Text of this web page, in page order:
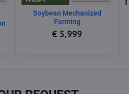
Soybean Mechanized
Farming
€ 5,999